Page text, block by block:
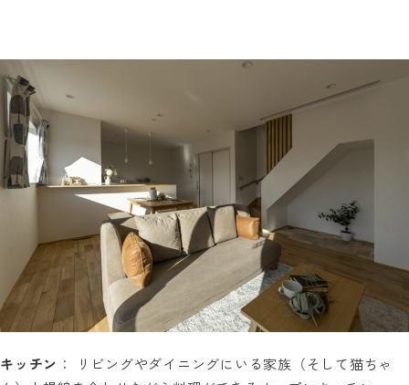
キッチン ： リビングやダイニングにいる家族（そして猫ちゃ